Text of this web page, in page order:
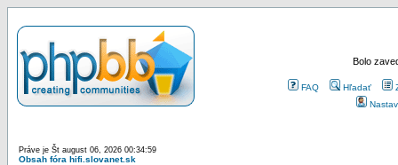
Bolo
FAQ Hľadať
Práve je Št august 06, 2026 00:34:59
Obsah fóra hifi.slovanet.sk